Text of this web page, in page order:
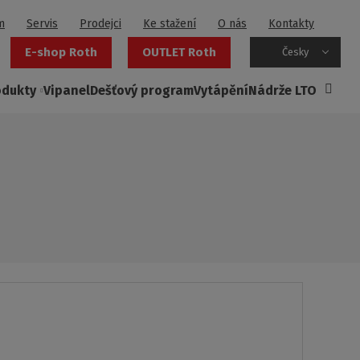
Servis Prodejci Ke stažení O nás Kontakty
E-shop Roth OUTLET Roth Česky
VipanelDešťový programVytápěníNádrže LTO